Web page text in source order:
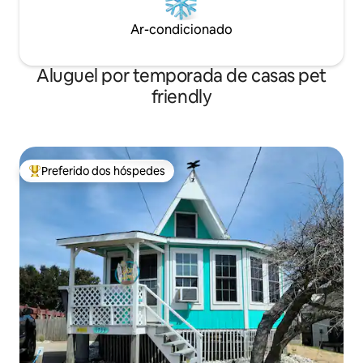
Ar-condicionado
Aluguel por temporada de casas pet
friendly
Entre os melhores preferidos dos hóspedes
Preferido dos hóspedes